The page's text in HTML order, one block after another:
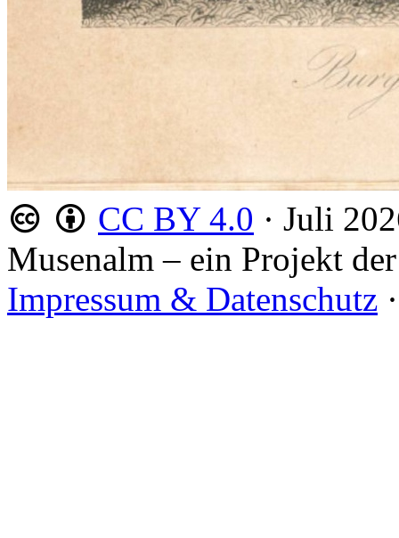
CC BY 4.0 · Juli
Musenalm – ein Projekt der
Impressum & Datenschutz ·